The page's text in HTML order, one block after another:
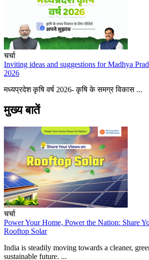
चर्चा
Inviting ideas and suggestions for Madhya
2026
मध्यप्रदेश कृषि वर्ष 2026- कृषि के समग्र विकास ...
मुख्य बातें
चर्चा
Power Your Home, Power the Nation: Share
Rooftop Solar
India is steadily moving towards a cleaner,
sustainable future. ...